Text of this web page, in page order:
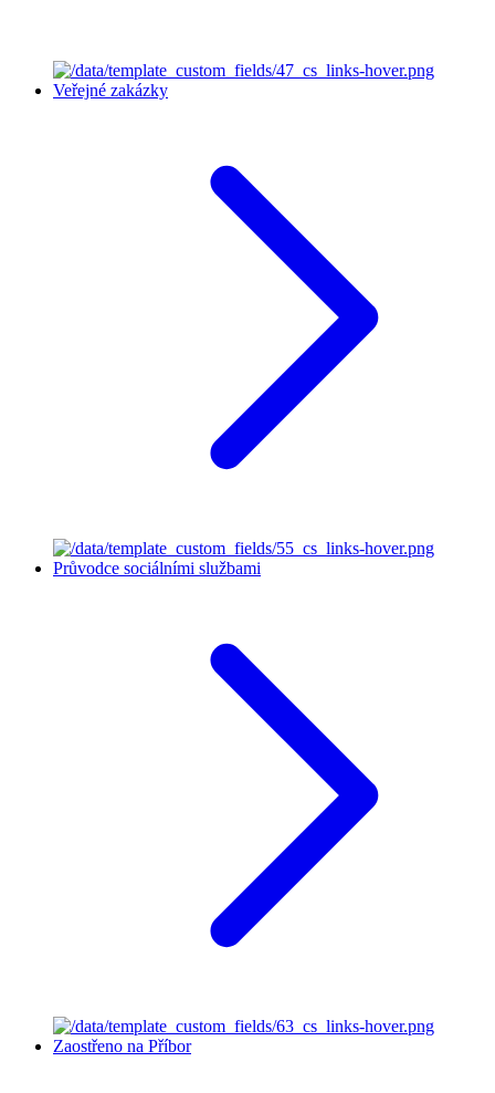
Veřejné zakázky
Průvodce sociálními službami
Zaostřeno na Příbor